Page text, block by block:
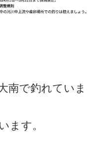
南で釣れていま
ます。